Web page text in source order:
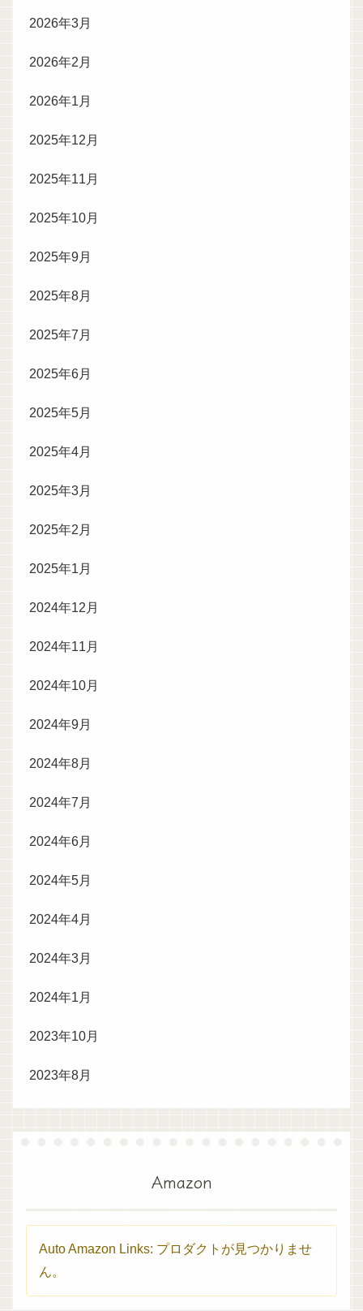
2026年3月
2026年2月
2026年1月
2025年12月
2025年11月
2025年10月
2025年9月
2025年8月
2025年7月
2025年6月
2025年5月
2025年4月
2025年3月
2025年2月
2025年1月
2024年12月
2024年11月
2024年10月
2024年9月
2024年8月
2024年7月
2024年6月
2024年5月
2024年4月
2024年3月
2024年1月
2023年10月
2023年8月
Amazon
Auto Amazon Links: プロダクトが見つかりませ
ん。